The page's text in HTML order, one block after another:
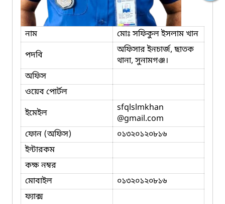
নাম
মোঃ সফিকুল ইসলাম খান
পদবি
অফিসার ইনচার্জ, ছাতক
থানা, সুনামগঞ্জ।
অফিস
ওয়েব পোর্টল
ইমেইল
sfqlslmkhan
@gmail.com
ফোন (অফিস)
০১৩২০১২০৮১৬
ইন্টারকম
কক্ষ নম্বর
মোবাইল
০১৩২০১২০৮১৬
ফ্যাক্স